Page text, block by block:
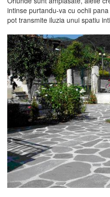
intinse purtandu-va cu ochii
pot transmite iluzia unui spatiu